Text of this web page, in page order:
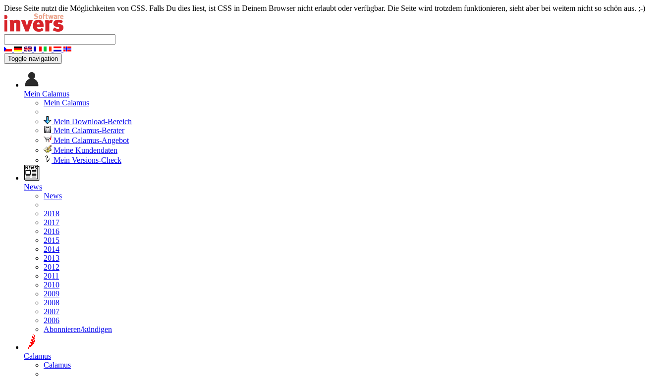
Diese Seite nutzt die Möglichkeiten von CSS. Falls Du dies liest, ist CSS in Deinem Browser nicht erlaubt oder verfügbar. Die Seite wird trotzdem funktionieren, sieht aber bei weitem nicht so schön aus. ;-)
Toggle navigation
Mein Calamus
Mein Calamus
Mein Download-Bereich
Mein Calamus-Berater
Mein Calamus-Angebot
Meine Kundendaten
Mein Versions-Check
News
News
2018
2017
2016
2015
2014
2013
2012
2011
2010
2009
2008
2007
2006
Abonnieren/kündigen
Calamus
Calamus